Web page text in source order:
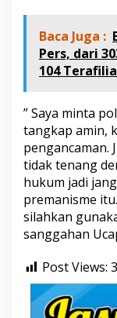
Baca Juga :
Pers, dari
104
” Saya minta
tangkap amin,
pengancaman.
tidak tenang
hukum jadi
premanisme
silahkan
sanggahan
Post Views: